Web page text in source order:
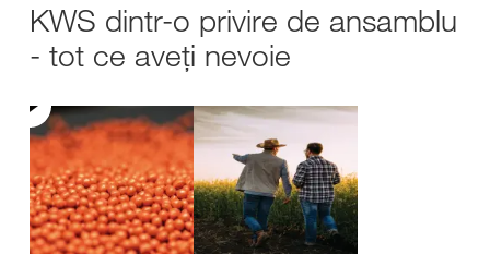
KWS dintr-o privire de ansamblu
- tot ce aveți nevoie